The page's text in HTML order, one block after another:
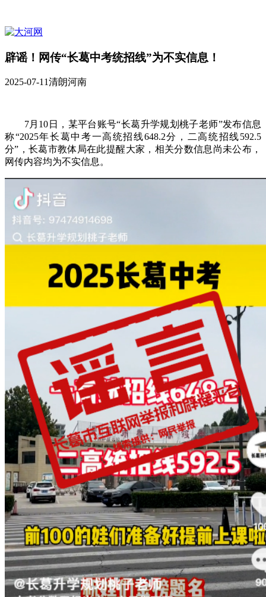
辟谣！网传“长葛中考统招线”为不实信息！
2025-07-11清朗河南
7月10日，某平台账号“长葛升学规划桃子老师”发布信息
称“2025年长葛中考一高统招线648.2分，二高统招线592.5
分”，长葛市教体局在此提醒大家，相关分数信息尚未公布，
网传内容均为不实信息。